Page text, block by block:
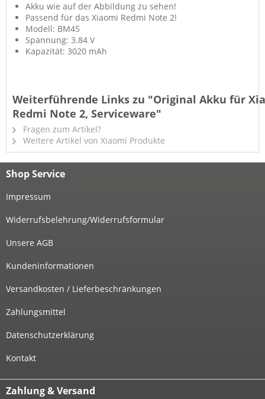
Akku wie auf der Abbildung zu sehen!
Passend für das Xiaomi Redmi Note 2!
Modell: BM45
Spannung: 3.84 V
Kapazität: 3020 mAh
Weiterführende Links zu "Original Akku für
Redmi Note 2, Serviceware"
Fragen zum Artikel?
Weitere Artikel von Xiaomi Produkte
Shop Service
Impressum
Widerrufsbelehrung/Widerrufsformular
Unsere AGB
Kundeninformationen
Versandkosten / Lieferbeschränkungen
Zahlungsmittel
Datenschutzerklärung
Kontakt
Zahlung & Versand